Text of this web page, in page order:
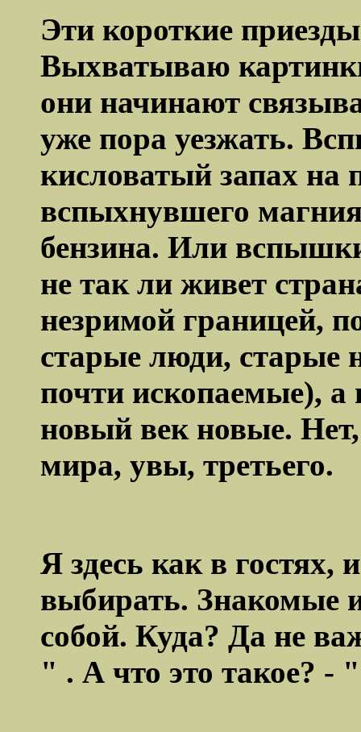
Эти короткие
Выхватываю
они начинают
уже пора уезжать.
кисловатый запах на
вспыхнувшего
бензина. Или
не так ли живет
незримой границей,
старые люди, старые
почти ископаемые), а
новый век новые.
мира, увы, третьего.
Я здесь как в гостях,
выбирать. Знакомые
собой. Куда? Да не
" . А что это такое?